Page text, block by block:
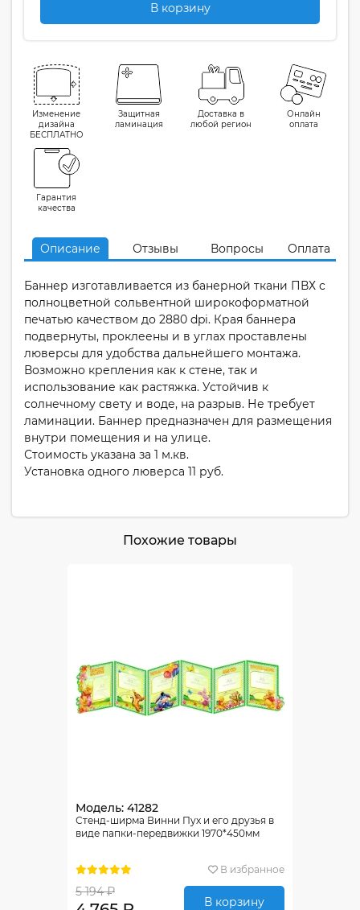
В корзину
Изменение
дизайна
БЕСПЛАТНО
Защитная
ламинация
Доставка в
любой регион
Онлайн
оплата
Гарантия
качества
Описание Отзывы Вопросы Оплата
Баннер изготавливается из банерной ткани ПВХ с
полноцветной сольвентной широкоформатной
печатью качеством до 2880 dpi. Края баннера
подвернуты, проклеены и в углах проставлены
люверсы для удобства дальнейшего монтажа.
Возможно крепления как к стене, так и
использование как растяжка. Устойчив к
солнечному свету и воде, на разрыв. Не требует
ламинации. Баннер предназначен для размещения
внутри помещения и на улице.
Стоимость указана за 1 м.кв.
Установка одного люверса 11 руб.
Похожие товары
Модель: 41282
Стенд-ширма Винни Пух и его друзья в
виде папки-передвижки 1970*450мм
В избранное
5 194 ₽
В корзину